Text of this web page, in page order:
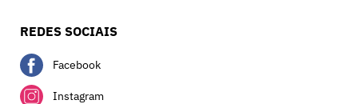
REDES SOCIAIS
Facebook
Instagram